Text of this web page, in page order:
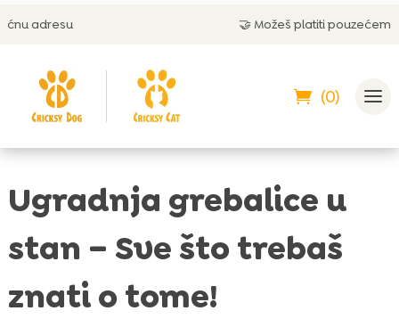
🤝 Možeš platiti pouzećem
(0)
Ugradnja grebalice u
stan – Sve što trebaš
znati o tome!